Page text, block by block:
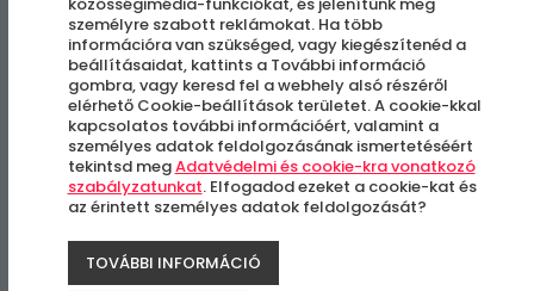
Visegrád
személyre szabott reklámokat. Ha több
információra van szükséged, vagy kiegészítenéd a
beállításaidat, kattints a További információ
gombra, vagy keresd fel a webhely alsó részéről
elérhető Cookie-beállítások területet. A cookie-kkal
kapcsolatos további információért, valamint a
személyes adatok feldolgozásának ismertetéséért
tekintsd megAdatvédelmi és cookie-kra vonatkozó
szabályzatunkat. Elfogadod ezeket a cookie-kat és
az érintett személyes adatok feldolgozását?
TOVÁBBI INFORMÁCIÓ